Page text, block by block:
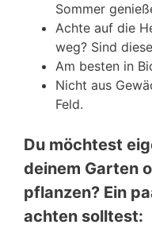
Sommer
Achte auf die
weg? Sind
Am besten in
Nicht aus
Feld.
Du möchtest
deinem Garten
pflanzen? Ein
achten solltest: